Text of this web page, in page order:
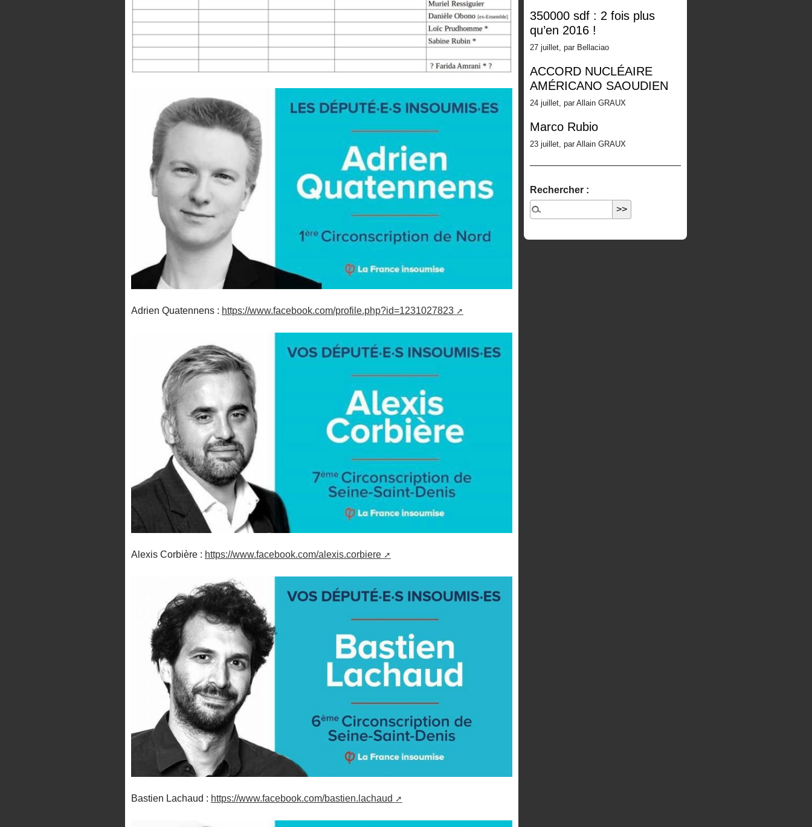
Adrien Quatennens : https://www.facebook.com/profile.php?id=1231027823
Alexis Corbière : https://www.facebook.com/alexis.corbiere
Bastien Lachaud : https://www.facebook.com/bastien.lachaud
350000 sdf : 2 fois plus
qu’en 2016 !
27 juillet, par Bellaciao
ACCORD NUCLÉAIRE
AMÉRICANO SAOUDIEN
24 juillet, par Allain GRAUX
Marco Rubio
23 juillet, par Allain GRAUX
Rechercher :